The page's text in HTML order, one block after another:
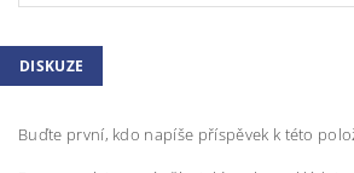
DISKUZE
Buďte první, kdo napíše příspěvek k této